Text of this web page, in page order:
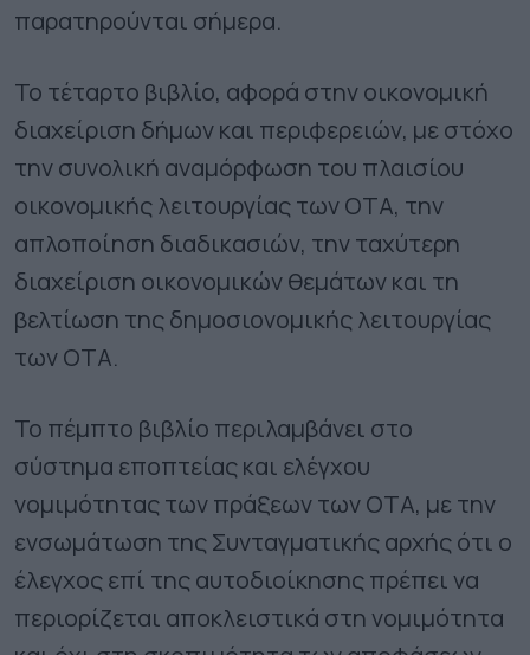
παρατηρούνται σήμερα.
Το τέταρτο βιβλίο, αφορά στην οικονομική
διαχείριση δήμων και περιφερειών, με στόχο
την συνολική αναμόρφωση του πλαισίου
οικονομικής λειτουργίας των ΟΤΑ, την
απλοποίηση διαδικασιών, την ταχύτερη
διαχείριση οικονομικών θεμάτων και τη
βελτίωση της δημοσιονομικής λειτουργίας
των ΟΤΑ.
Το πέμπτο βιβλίο περιλαμβάνει στο
σύστημα εποπτείας και ελέγχου
νομιμότητας των πράξεων των ΟΤΑ, με την
ενσωμάτωση της Συνταγματικής αρχής ότι ο
έλεγχος επί της αυτοδιοίκησης πρέπει να
περιορίζεται αποκλειστικά στη νομιμότητα